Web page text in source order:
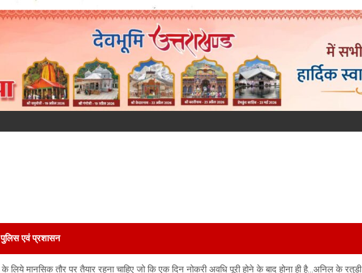
पुलिस एवं प्रशासन
लिये मानसिक तौर पर तैयार रहना चाहिए जो कि एक दिन नोकरी अवधि पूरी होने के बाद होना ही है…अनिल के रतुड़ी